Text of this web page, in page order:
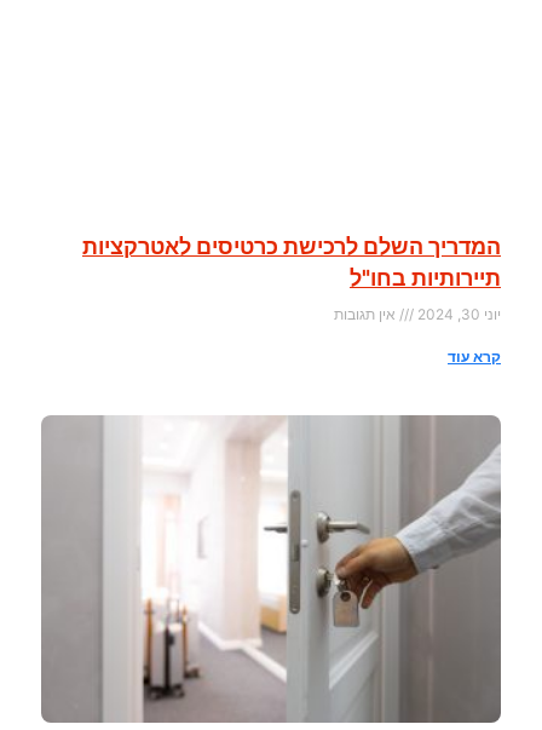
המדריך השלם לרכישת כרטיסים לאטרקציות
תיירותיות בחו"ל
יוני 30, 2024 אין תגובות
קרא עוד